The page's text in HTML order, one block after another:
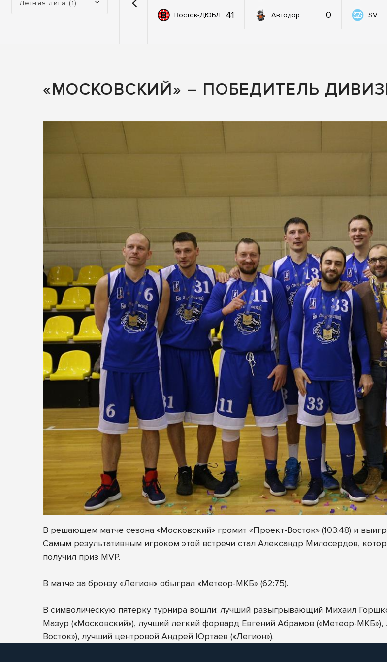
Летняя лига (1)
Восток-ДЮБЛ 41 Автодор 0 SV
«МОСКОВСКИЙ» – ПОБЕДИТЕЛЬ
В решающем матче сезона «Московский» громит «Проект-Восток» (103:48) и
Самым результативным игроком этой встречи стал Александр Милосердов,
получил приз MVP.
В матче за бронзу «Легион» обыграл «Метеор-МКБ» (62:75).
В символическую пятерку турнира вошли: лучший разыгрывающий Михаил
Мазур («Московский»), лучший легкий форвард Евгений Абрамов («Метеор-
Восток»), лучший центровой Андрей Юртаев («Легион»).